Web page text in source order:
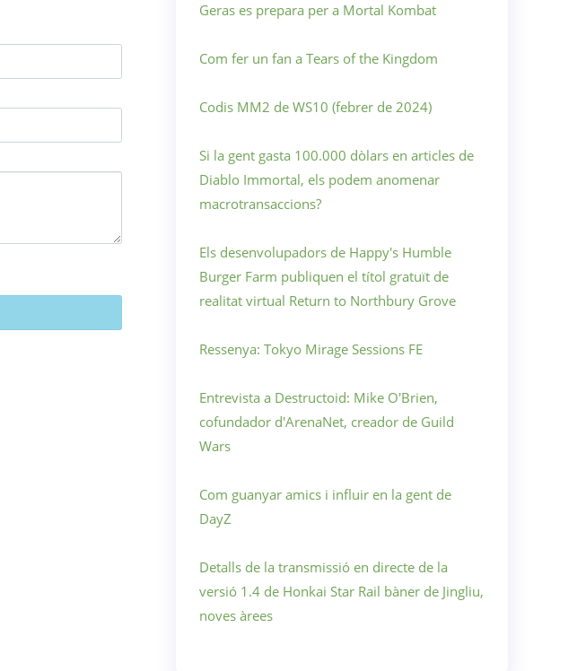
Geras es prepara per a Mortal Kombat
Com fer un fan a Tears of the Kingdom
Codis MM2 de WS10 (febrer de 2024)
Si la gent gasta 100.000 dòlars en articles de
Diablo Immortal, els podem anomenar
macrotransaccions?
Els desenvolupadors de Happy's Humble
Burger Farm publiquen el títol gratuït de
realitat virtual Return to Northbury Grove
Ressenya: Tokyo Mirage Sessions FE
Entrevista a Destructoid: Mike O'Brien,
cofundador d'ArenaNet, creador de Guild
Wars
Com guanyar amics i influir en la gent de
DayZ
Detalls de la transmissió en directe de la
versió 1.4 de Honkai Star Rail bàner de Jingliu,
noves àrees